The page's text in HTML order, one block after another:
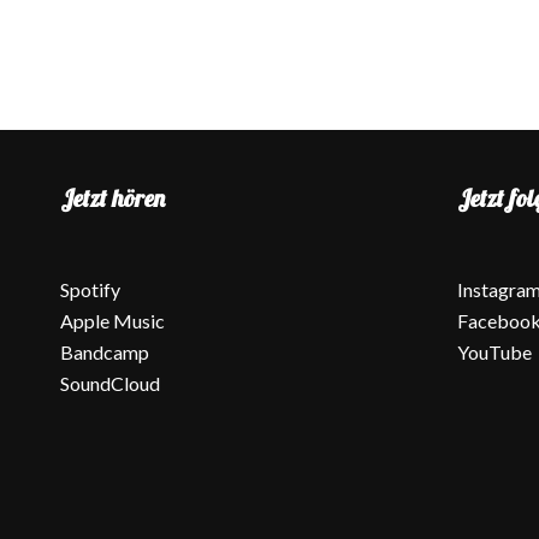
Jetzt hören
Spotify
Apple Music
Bandcamp
SoundCloud
Jetzt
Facebook
YouTube